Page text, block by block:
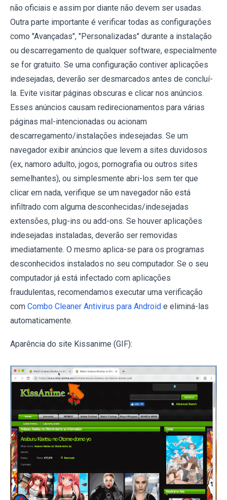
não oficiais e assim por diante não devem ser usadas.
Outra parte importante é verificar todas as configurações
como "Avançadas", "Personalizadas" durante a instalação
ou descarregamento de qualquer software, especialmente
se for gratuito. Se uma configuração contiver aplicações
indesejadas, deverão ser desmarcados antes de concluí-
la. Evite visitar páginas obscuras e clicar nos anúncios.
Esses anúncios causam redirecionamentos para várias
páginas mal-intencionadas ou acionam
descarregamento/instalações indesejadas. Se um
navegador exibir anúncios que levem a sites duvidosos
(ex, namoro adulto, jogos, pornografia ou outros sites
semelhantes), ou simplesmente abri-los sem ter que
clicar em nada, verifique se um navegador não está
infiltrado com alguma desconhecidas/indesejadas
extensões, plug-ins ou add-ons. Se houver aplicações
indesejadas instaladas, deverão ser removidas
imediatamente. O mesmo aplica-se para os programas
desconhecidos instalados no seu computador. Se o seu
computador já está infectado com aplicações
fraudulentas, recomendamos executar uma verificação
com Combo Cleaner Antivirus para Android e eliminá-las
automaticamente.
Aparência do site Kissanime (GIF):